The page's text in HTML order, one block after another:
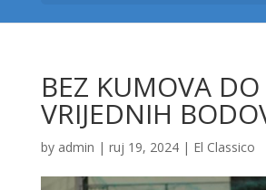
BEZ KUMOVA DO
VRIJEDNIH
by admin | ruj 19, 2024| El Classico